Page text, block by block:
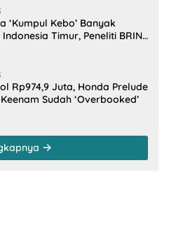
‘Kumpul Kebo’ Banyak
Timur, Peneliti BRIN
Rp974,9 Juta, Honda Prelude
Sudah ‘Overbooked’